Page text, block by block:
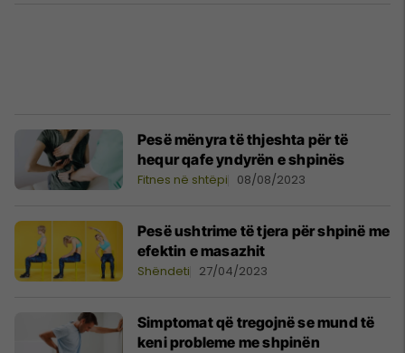
Pesë mënyra të thjeshta për të
hequr qafe yndyrën e shpinës
Fitnes në shtëpi 08/08/2023
Pesë ushtrime të tjera për shpinë me
efektin e masazhit
Shëndeti 27/04/2023
Simptomat që tregojnë se mund të
keni probleme me shpinën